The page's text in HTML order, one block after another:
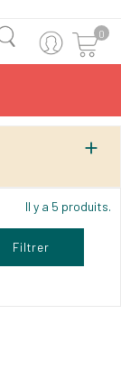
0

Il y a 5 produits.
Filtrer